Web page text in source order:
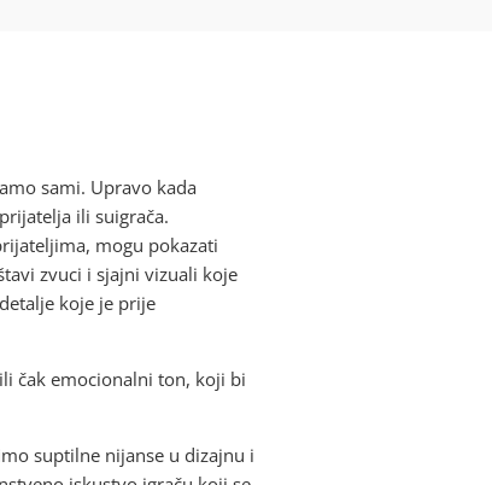
sami. Upravo kada
ili suigrača.
mogu pokazati
zvuci i sjajni vizuali koje
koje je prije
čak emocionalni ton, koji bi
suptilne nijanse u dizajnu i